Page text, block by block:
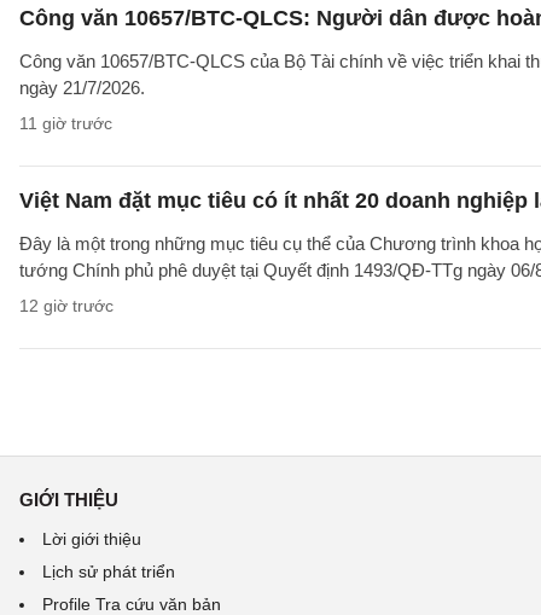
Công văn 10657/BTC-QLCS: Người dân được
Công văn 10657/BTC-QLCS của Bộ Tài chính về việc triển khai
ngày 21/7/2026.
11 giờ trước
Việt Nam đặt mục tiêu có ít nhất 20 doanh
Đây là một trong những mục tiêu cụ thể của Chương trình khoa
tướng Chính phủ phê duyệt tại Quyết định 1493/QĐ-TTg ngày
12 giờ trước
GIỚI THIỆU
Lời giới thiệu
Lịch sử phát triển
Profile Tra cứu văn bản